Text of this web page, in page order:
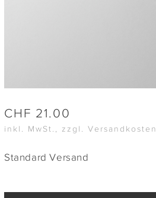
CHF 21.00
inkl. MwSt., zzgl. Versandkosten
Standard Versand